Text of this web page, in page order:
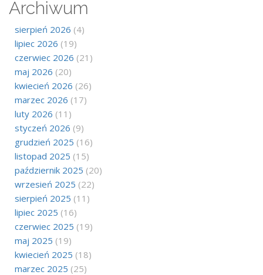
Archiwum
sierpień 2026 (4)
lipiec 2026 (19)
czerwiec 2026 (21)
maj 2026 (20)
kwiecień 2026 (26)
marzec 2026 (17)
luty 2026 (11)
styczeń 2026 (9)
grudzień 2025 (16)
listopad 2025 (15)
październik 2025 (20)
wrzesień 2025 (22)
sierpień 2025 (11)
lipiec 2025 (16)
czerwiec 2025 (19)
maj 2025 (19)
kwiecień 2025 (18)
marzec 2025 (25)